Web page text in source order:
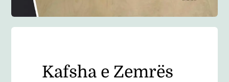
Kafsha e Zemrës